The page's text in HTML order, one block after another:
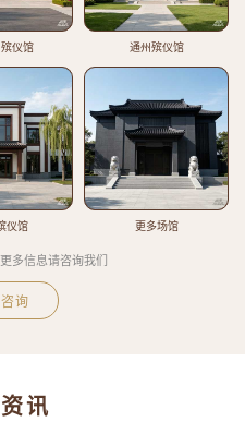
仪馆 通州殡仪馆
仪馆 更多场馆
多信息请咨询我们
询
讯